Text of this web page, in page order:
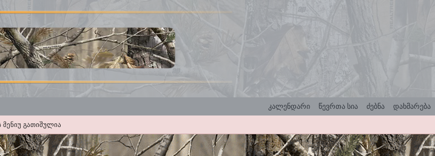
დახმარება
ძებნა
წევრთა სია
კალენდარი
მენიუ გათიშულია